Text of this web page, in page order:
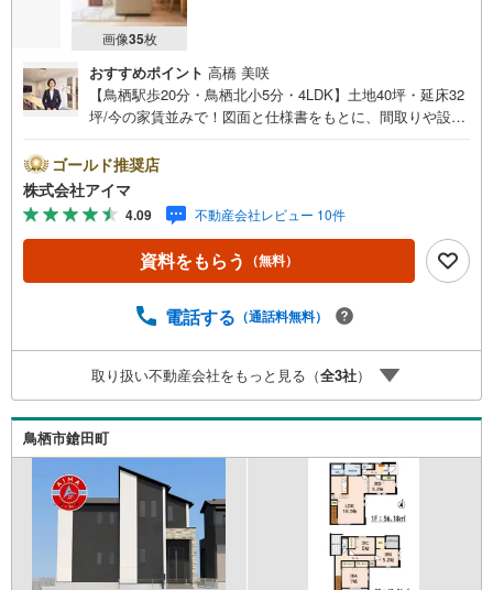
画像35枚
おすすめポイント 高橋 美咲
【鳥栖駅歩20分・鳥栖北小5分・4LDK】土地40坪・延床32
坪/今の家賃並みで！図面と仕様書をもとに、間取りや設備
LDK・LDK18帖以上。土地約40坪・延床約32坪と、暮らし
の広さを数字でご確認いただけます。■品質・保証住まいの
品質を支える裏付けです。基礎は面で支えるベタ基礎。地
盤調査を実施済み。完了検査済証の交付済み。ほかにフラ
ット35Sに対応・フラット35S適合証明書も備えます。■防
犯対策留守中も夜も頼れる防犯設備です。複製されにくい
持ったまま開錠できるタッチキー。ほかにカードキーも備
マンションの専門店です大手ネット銀行はじめ多数の金融
機関と提携/最長50年の返済プランもご用意平日も夜間もご
見学OK/ご自宅・最寄り駅まで送迎無料/オンライン相談OK
「見るだけ」「ローン相談だけ」でも歓迎します他社でロ
ーンが難しいと言われた方、転職後で審査にご不安の方も
ご相談ください
ゴールド推奨店
株式会社アイマ
4.09 不動産会社レビュー 10件
資料をもらう （無料）
電話する （通話料無料）
取り扱い不動産会社をもっと見る（全3社）
鳥栖市鎗田町